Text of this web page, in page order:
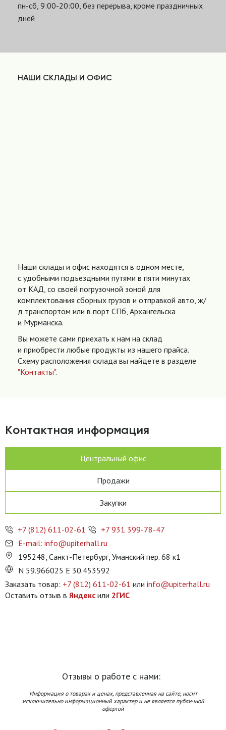
пн-сб, 9:00-20:00, без перерыва, кроме праздничных
дней
НАШИ СКЛАДЫ И ОФИС
Наши склады и офис находятся в одном месте,
с удобными подъездными путями в пяти минутах
от КАД, со своей погрузочной зоной для
комплектования сборных грузов и отправкой авто, ж/
д транспортом или в порт СПб, Архангельска
и Мурманска.
Вы можете сами приехать к нам на склад
и приобрести любые продукты из нашего прайса.
Схему расположения склада вы найдете в разделе
"Контакты".
Контактная информация
Центральный офис
Продажи
Закупки
+7 (812) 611-02-61
+7 931 399-78-47
E-mail: info@upiterhall.ru
195248, Санкт-Петербург, Уманский пер. 68 к1
N 59.966025 E 30.453592
Заказать товар: +7 (812) 611-02-61 или info@upiterhall.ru
Оставить отзыв в Яндекс или 2ГИС
Отзывы о работе с нами:
Информация о товарах и ценах, представленная на сайте, носит
исключительно информационный характер и не является публичной
офертой